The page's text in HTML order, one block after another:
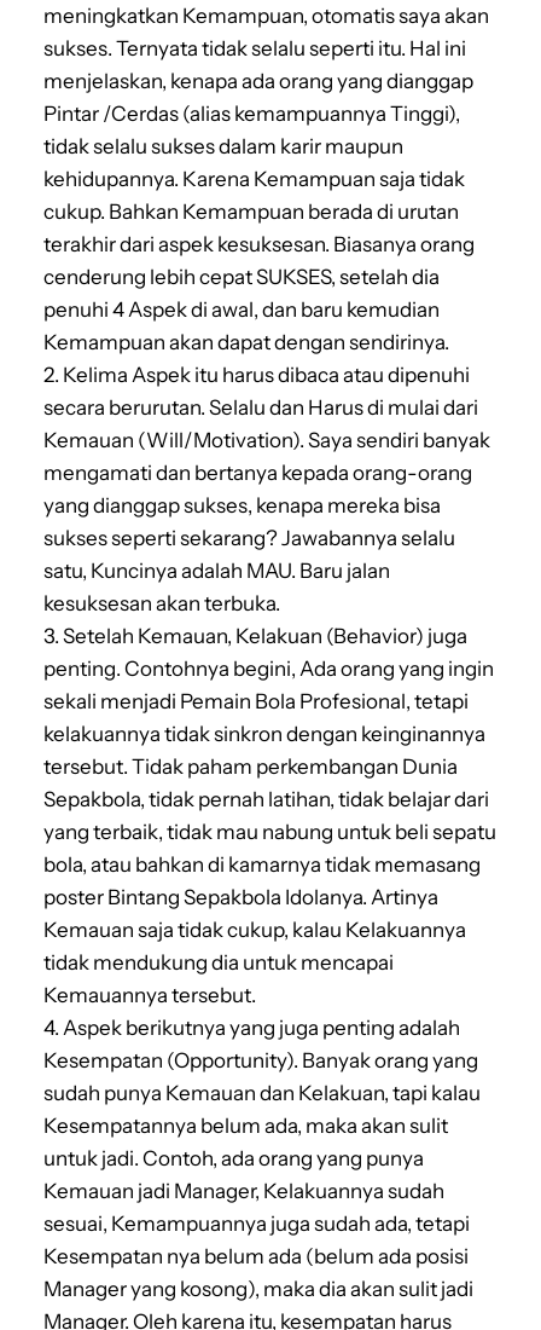
meningkatkan Kemampuan, otomatis saya akan
sukses. Ternyata tidak selalu seperti itu. Hal ini
menjelaskan, kenapa ada orang yang dianggap
Pintar /Cerdas (alias kemampuannya Tinggi),
tidak selalu sukses dalam karir maupun
kehidupannya. Karena Kemampuan saja tidak
cukup. Bahkan Kemampuan berada di urutan
terakhir dari aspek kesuksesan. Biasanya orang
cenderung lebih cepat SUKSES, setelah dia
penuhi 4 Aspek di awal, dan baru kemudian
Kemampuan akan dapat dengan sendirinya.
2. Kelima Aspek itu harus dibaca atau dipenuhi
secara berurutan. Selalu dan Harus di mulai dari
Kemauan (Will/Motivation). Saya sendiri banyak
mengamati dan bertanya kepada orang-orang
yang dianggap sukses, kenapa mereka bisa
sukses seperti sekarang? Jawabannya selalu
satu, Kuncinya adalah MAU. Baru jalan
kesuksesan akan terbuka.
3. Setelah Kemauan, Kelakuan (Behavior) juga
penting. Contohnya begini, Ada orang yang ingin
sekali menjadi Pemain Bola Profesional, tetapi
kelakuannya tidak sinkron dengan keinginannya
tersebut. Tidak paham perkembangan Dunia
Sepakbola, tidak pernah latihan, tidak belajar dari
yang terbaik, tidak mau nabung untuk beli sepatu
bola, atau bahkan di kamarnya tidak memasang
poster Bintang Sepakbola Idolanya. Artinya
Kemauan saja tidak cukup, kalau Kelakuannya
tidak mendukung dia untuk mencapai
Kemauannya tersebut.
4. Aspek berikutnya yang juga penting adalah
Kesempatan (Opportunity). Banyak orang yang
sudah punya Kemauan dan Kelakuan, tapi kalau
Kesempatannya belum ada, maka akan sulit
untuk jadi. Contoh, ada orang yang punya
Kemauan jadi Manager, Kelakuannya sudah
sesuai, Kemampuannya juga sudah ada, tetapi
Kesempatan nya belum ada (belum ada posisi
Manager yang kosong), maka dia akan sulit jadi
Manager. Oleh karena itu, kesempatan harus